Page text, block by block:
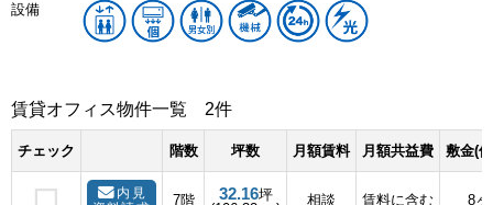
設備
賃貸オフィス物件一覧 2件
チェック 階数 坪数 月額賃料 月額共益費 敷金(
内見
7階 32.16坪
相談 賃料に含む 8ヶ